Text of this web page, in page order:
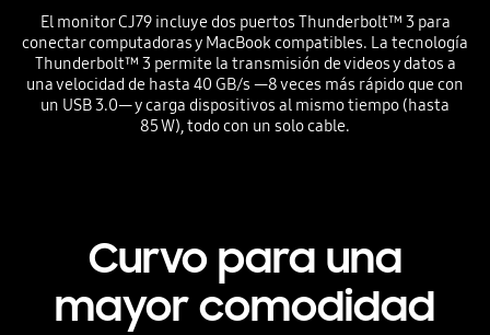
El monitor CJ79 incluye dos puertos Thunderbolt™ 3 para
conectar computadoras y MacBook compatibles. La tecnología
Thunderbolt™ 3 permite la transmisión de videos y datos a
una velocidad de hasta 40 GB/s —8 veces más rápido que con
un USB 3.0— y carga dispositivos al mismo tiempo (hasta
85 W), todo con un solo cable.
Curvo para una
mayor comodidad